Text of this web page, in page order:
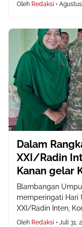
Oleh Redaksi •
Dalam
XXI/Radin
Kanan gelar
Blambangan
memperingati Hari
XXI/Radin Inten,
Oleh Redaksi • Juli 31,